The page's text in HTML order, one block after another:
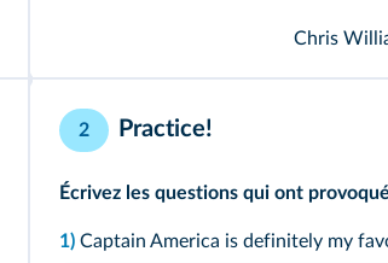
Chris
2 Practice!
Écrivez les questions qui ont
1) Captain America is definitely my